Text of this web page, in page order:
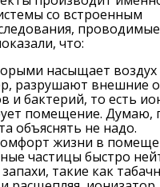
со встроенным
что:
насыщает воздух
разрушают внешние
и бактерий, то есть
помещение. Думаю,
объяснять не надо.
жизни в
частицы быстро
такие как